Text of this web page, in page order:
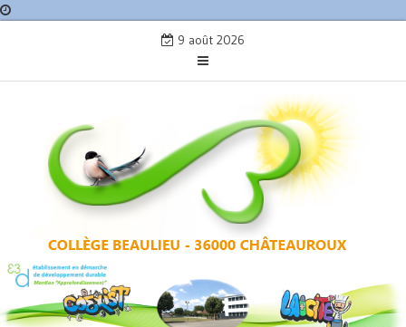
9 août 2026
COLLÈGE BEAULIEU –
CHÂTEAUROUX